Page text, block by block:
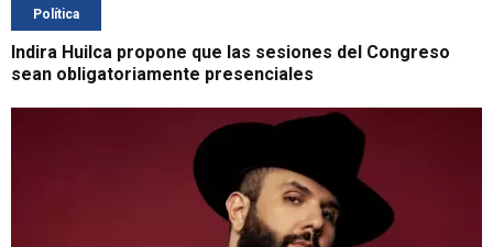
Política
Indira Huilca propone que las sesiones del Congreso
sean obligatoriamente presenciales